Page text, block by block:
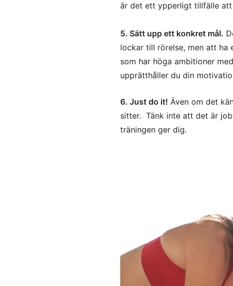
är det ett ypperligt tillfälle
5. Sätt upp ett konkret mål.
lockar till rörelse, men att ha
som har höga ambitioner
upprätthåller du din
6. Just do it! Även om det
sitter. Tänk inte att det är
träningen ger dig.